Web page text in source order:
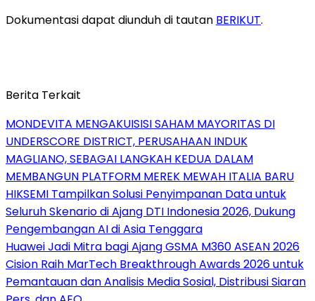
Dokumentasi dapat diunduh di tautan BERIKUT.
Berita Terkait
MONDEVITA MENGAKUISISI SAHAM MAYORITAS DI
UNDERSCORE DISTRICT, PERUSAHAAN INDUK
MAGLIANO, SEBAGAI LANGKAH KEDUA DALAM
MEMBANGUN PLATFORM MEREK MEWAH ITALIA BARU
HIKSEMI Tampilkan Solusi Penyimpanan Data untuk
Seluruh Skenario di Ajang DTI Indonesia 2026, Dukung
Pengembangan AI di Asia Tenggara
Huawei Jadi Mitra bagi Ajang GSMA M360 ASEAN 2026
Cision Raih MarTech Breakthrough Awards 2026 untuk
Pemantauan dan Analisis Media Sosial, Distribusi Siaran